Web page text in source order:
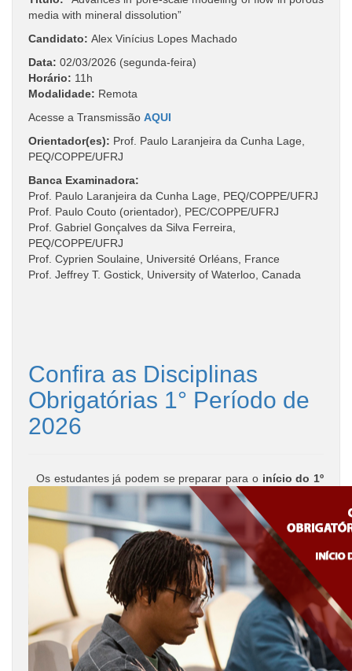
media with mineral dissolution”
Candidato: Alex Vinícius Lopes Machado
Data: 02/03/2026 (segunda-feira)
Horário: 11h
Modalidade: Remota
Acesse a Transmissão AQUI
Orientador(es): Prof. Paulo Laranjeira da Cunha Lage,
PEQ/COPPE/UFRJ
Banca Examinadora:
Prof. Paulo Laranjeira da Cunha Lage, PEQ/COPPE/UFRJ
Prof. Paulo Couto (orientador), PEC/COPPE/UFRJ
Prof. Gabriel Gonçalves da Silva Ferreira,
PEQ/COPPE/UFRJ
Prof. Cyprien Soulaine, Université Orléans, France
Prof. Jeffrey T. Gostick, University of Waterloo, Canada
Confira as Disciplinas
Obrigatórias 1° Período de
2026
Os estudantes já podem se preparar para o início do 1º